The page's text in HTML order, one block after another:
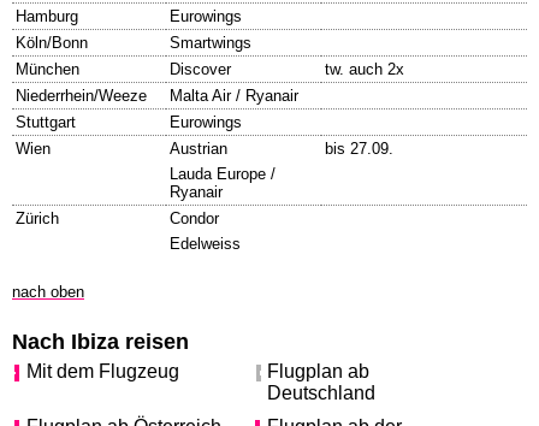
Hamburg
Eurowings
Köln/Bonn
Smartwings
München
Discover
tw. auch 2x
Niederrhein/Weeze
Malta Air / Ryanair
Stuttgart
Eurowings
Wien
Austrian
bis 27.09.
Lauda Europe /
Ryanair
Zürich
Condor
Edelweiss
nach oben
Nach Ibiza reisen
Mit dem Flugzeug
Flugplan ab
Deutschland